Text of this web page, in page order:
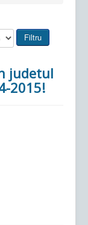
Filtru
judetul
2015!